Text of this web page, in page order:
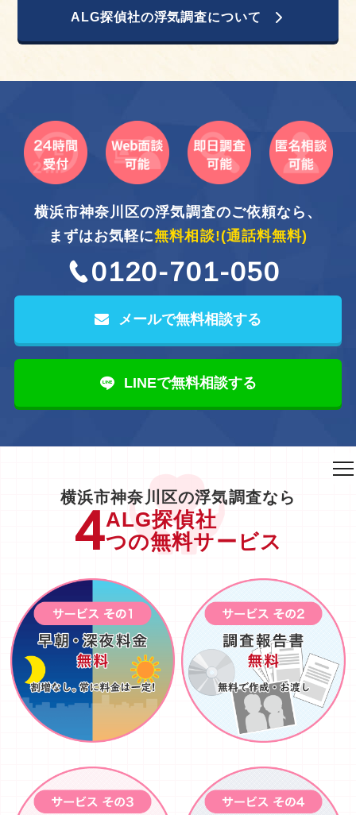
ALG探偵社の浮気調査について
横浜市神奈川区の浮気調査のご依頼なら、
まずはお気軽に無料相談!(通話料無料)
0120-701-050
メールで無料相談する
LINEで無料相談する
横浜市神奈川区の浮気調査なら
ALG探偵社
つの無料サービス